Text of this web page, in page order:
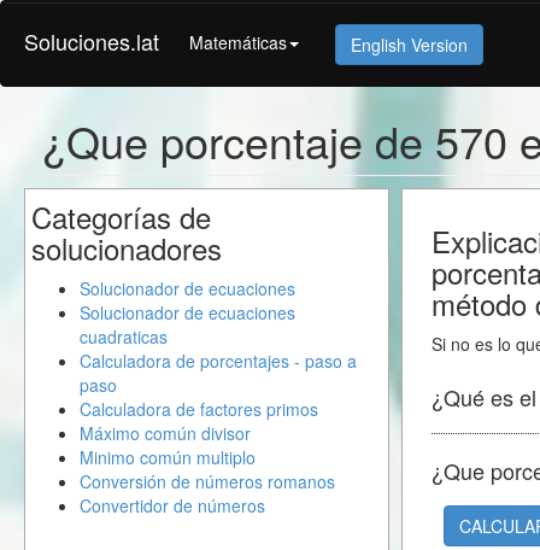
Soluciones.lat Matemáticas English Version
¿Que porcentaje de 570
método
Si no es lo
¿Qué es
¿Que
Categorías de
solucionadores
Solucionador de ecuaciones
Solucionador de ecuaciones
cuadraticas
Calculadora de porcentajes - paso a
paso
Calculadora de factores primos
Máximo común divisor
Minimo común multiplo
Conversión de números romanos
Convertidor de números